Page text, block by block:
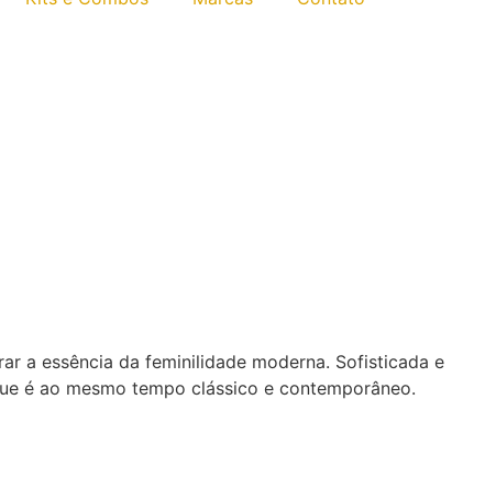
a essência da feminilidade moderna. Sofisticada e
é ao mesmo tempo clássico e contemporâneo.